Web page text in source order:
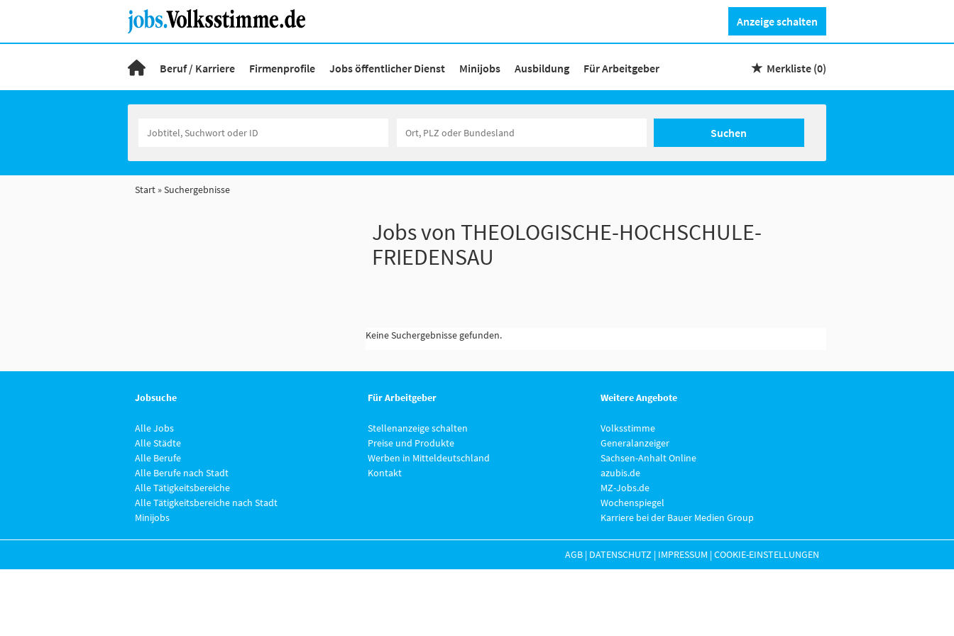
Anzeige schalten
Beruf / Karriere Firmenprofile Jobs öffentlicher Dienst Minijobs Ausbildung Für Arbeitgeber Merkliste (0)
Suchen
Start Suchergebnisse
Jobs von THEOLOGISCHE-HOCHSCHULE-
FRIEDENSAU
Keine Suchergebnisse gefunden.
Jobsuche
Alle Jobs
Alle Städte
Alle Berufe
Alle Berufe nach Stadt
Alle Tätigkeitsbereiche
Alle Tätigkeitsbereiche nach Stadt
Minijobs
Für Arbeitgeber
Stellenanzeige schalten
Preise und Produkte
Werben in Mitteldeutschland
Kontakt
Weitere Angebote
Volksstimme
Generalanzeiger
Sachsen-Anhalt Online
azubis.de
MZ-Jobs.de
Wochenspiegel
Karriere bei der Bauer Medien Group
AGB | DATENSCHUTZ | IMPRESSUM |COOKIE-EINSTELLUNGEN